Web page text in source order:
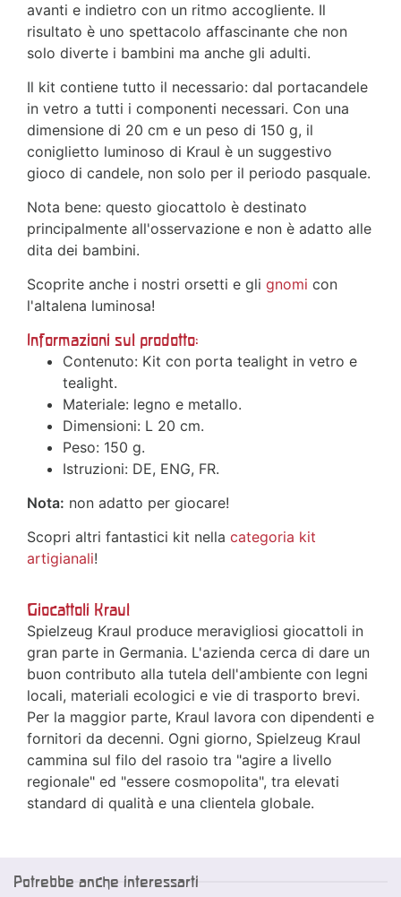
avanti e indietro con un ritmo accogliente. Il
risultato è uno spettacolo affascinante che non
solo diverte i bambini ma anche gli adulti.
Il kit contiene tutto il necessario: dal portacandele
in vetro a tutti i componenti necessari. Con una
dimensione di 20 cm e un peso di 150 g, il
coniglietto luminoso di Kraul è un suggestivo
gioco di candele, non solo per il periodo pasquale.
Nota bene: questo giocattolo è destinato
principalmente all'osservazione e non è adatto alle
dita dei bambini.
Scoprite anche i nostri orsetti e gli gnomi con
l'altalena luminosa!
Informazioni sul prodotto:
Contenuto: Kit con porta tealight in vetro e
tealight.
Materiale: legno e metallo.
Dimensioni: L 20 cm.
Peso: 150 g.
Istruzioni: DE, ENG, FR.
Nota: non adatto per giocare!
Scopri altri fantastici kit nella categoria kit
artigianali!
Giocattoli Kraul
Spielzeug Kraul produce meravigliosi giocattoli in
gran parte in Germania. L'azienda cerca di dare un
buon contributo alla tutela dell'ambiente con legni
locali, materiali ecologici e vie di trasporto brevi.
Per la maggior parte, Kraul lavora con dipendenti e
fornitori da decenni. Ogni giorno, Spielzeug Kraul
cammina sul filo del rasoio tra "agire a livello
regionale" ed "essere cosmopolita", tra elevati
standard di qualità e una clientela globale.
Potrebbe anche interessarti